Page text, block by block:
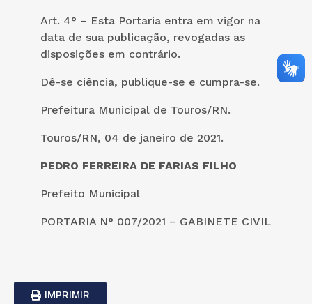
Art. 4° – Esta Portaria entra em vigor na
data de sua publicação, revogadas as
disposições em contrário.
Dê-se ciência, publique-se e cumpra-se.
Prefeitura Municipal de Touros/RN.
Touros/RN, 04 de janeiro de 2021.
PEDRO FERREIRA DE FARIAS FILHO
Prefeito Municipal
PORTARIA N° 007/2021 – GABINETE CIVIL
IMPRIMIR